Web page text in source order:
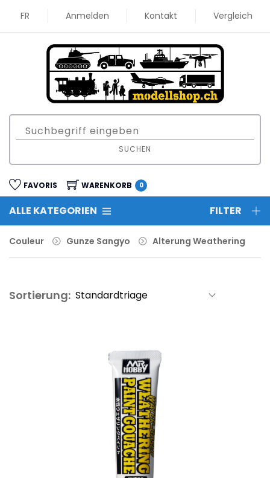
FR Anmelden Kontakt Vergleich
SUCHEN
FAVORIS WARENKORB 0
ALLE KATEGORIEN FILTER
Couleur Gunze Sangyo Alterung Weathering
Sortierung: